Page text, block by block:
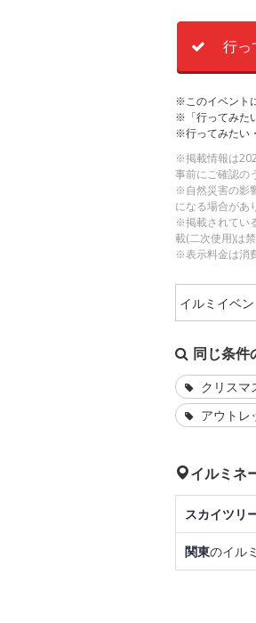
行っ
※このイベント
※「行ってみた
※行ってみたい
※掲載情報は
事前にご確認の
※自然災害の影
になる場合があ
※掲載されてい
載(二次使用)は禁
※表示料金は消
イルミイベ
同じ条件
クリスマ
アウトレ
イルミネ
スカイツリ
関東のイル